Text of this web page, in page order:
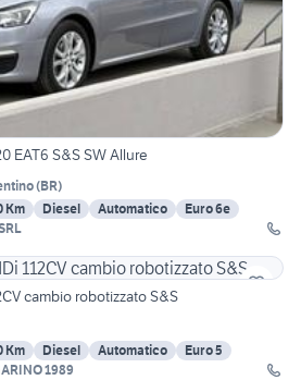
EAT6 S&S SW Allure
(BR)
Km Diesel Automatico
Euro 6e
cambio robotizzato S&S
Km Diesel Automatico
Euro 5
1989